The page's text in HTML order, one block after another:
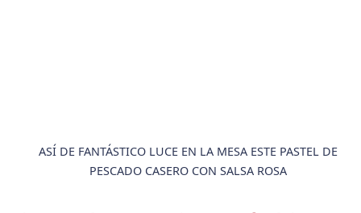
ASÍ DE FANTÁSTICO LUCE EN LA MESA ESTE PASTEL DE
PESCADO CASERO CON SALSA ROSA